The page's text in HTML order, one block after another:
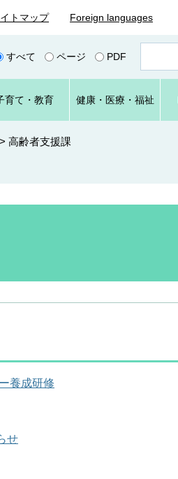
トマップ Foreign languages
すべて ページ PDF
ジ
番
号
を
育て ・教育 健康・ 医療・ 福祉
> 高齢者支援課
養成研修
せ